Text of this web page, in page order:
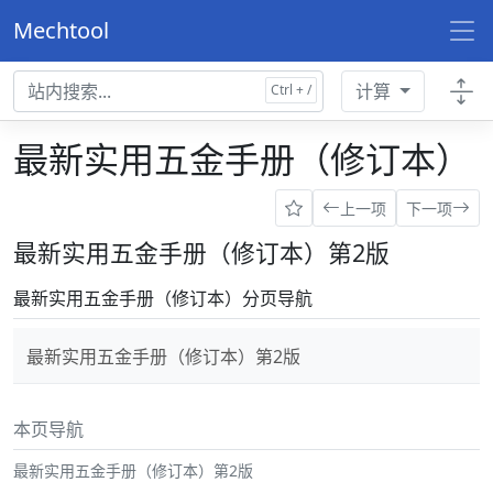
Mechtool
计算
最新实用五金手册（修订本）
上一项 下一项
最新实用五金手册（修订本）第2版
最新实用五金手册（修订本）分页导航
最新实用五金手册（修订本）第2版
本页导航
最新实用五金手册（修订本）第2版